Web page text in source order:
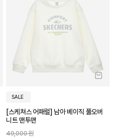
SALE
[스케쳐스 어패럴] 남아 베이직 풀오버
니트 맨투맨
49,000 원